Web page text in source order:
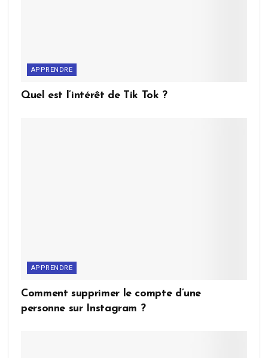
APPRENDRE
Quel est l’intérêt de Tik Tok ?
APPRENDRE
Comment supprimer le compte d’une
personne sur Instagram ?